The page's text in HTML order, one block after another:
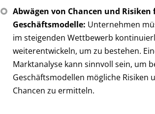
Abwägen von Chancen und Risiken
Geschäftsmodelle: Unternehmen
im steigenden Wettbewerb
weiterentwickeln, um zu bestehen.
Marktanalyse kann sinnvoll sein, um
Geschäftsmodellen mögliche Risiken
Chancen zu ermitteln.